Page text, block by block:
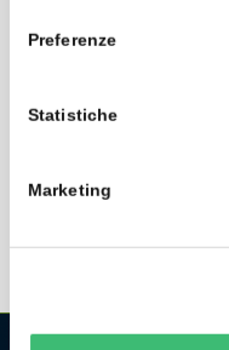
Preferenze
Statistiche
Marketing
amplifier with IP 40
1000 V CAT III, 600 V